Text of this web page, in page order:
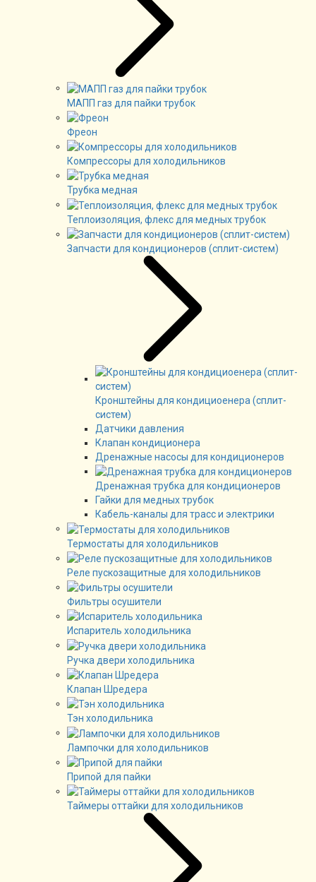
МАПП газ для пайки трубок
Фреон
Компрессоры для холодильников
Трубка медная
Теплоизоляция, флекс для медных трубок
Запчасти для кондиционеров (сплит-систем)
Кронштейны для кондициоенера (сплит-
систем)
Датчики давления
Клапан кондиционера
Дренажные насосы для кондиционеров
Дренажная трубка для кондиционеров
Гайки для медных трубок
Кабель-каналы для трасс и электрики
Термостаты для холодильников
Реле пускозащитные для холодильников
Фильтры осушители
Испаритель холодильника
Ручка двери холодильника
Клапан Шредера
Тэн холодильника
Лампочки для холодильников
Припой для пайки
Таймеры оттайки для холодильников